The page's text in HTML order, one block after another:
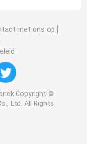
met ons op
©
Ltd. All Rights